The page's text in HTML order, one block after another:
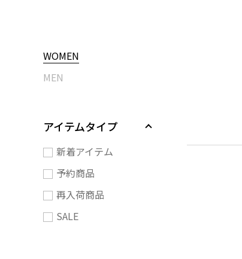
WOMEN
MEN
アイテムタイプ
新着アイテム
予約商品
再入荷商品
SALE